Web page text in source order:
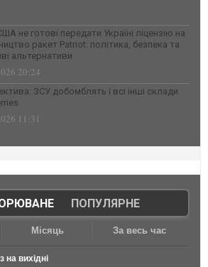
не готові передати Україні ліцензію на
ракет Patriot: політика, безпека та
альтернативи
20:24
ЗСУ добомблять і всі інші склади
11:31
| ПОПУЛЯРНЕ
Місяць За весь час
на вихідні